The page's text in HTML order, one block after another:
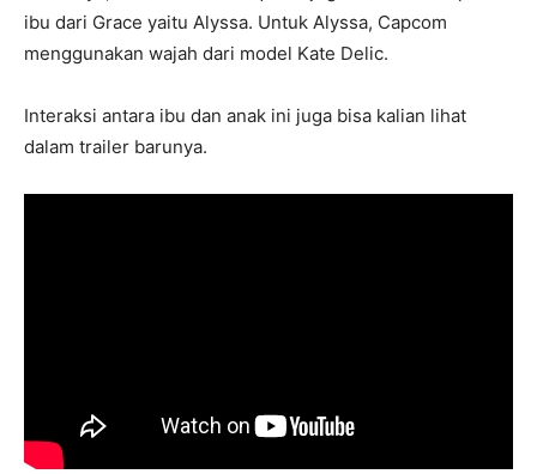
ibu dari Grace yaitu Alyssa. Untuk Alyssa, Capcom
menggunakan wajah dari model Kate Delic.
Interaksi antara ibu dan anak ini juga bisa kalian lihat
dalam trailer barunya.